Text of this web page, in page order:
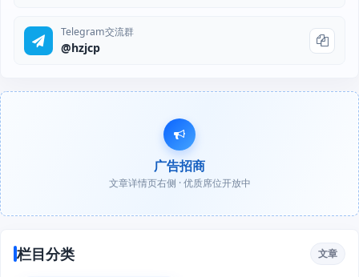
Telegram交流群
@hzjcp
广告招商
文章详情页右侧 · 优质席位开放中
栏目分类 文章